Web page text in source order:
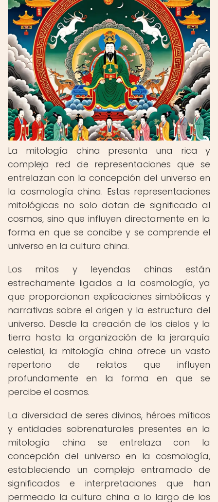
La mitología china presenta una rica y
compleja red de representaciones que se
entrelazan con la concepción del universo en
la cosmología china. Estas representaciones
mitológicas no solo dotan de significado al
cosmos, sino que influyen directamente en la
forma en que se concibe y se comprende el
universo en la cultura china.
Los mitos y leyendas chinas están
estrechamente ligados a la cosmología, ya
que proporcionan explicaciones simbólicas y
narrativas sobre el origen y la estructura del
universo. Desde la creación de los cielos y la
tierra hasta la organización de la jerarquía
celestial, la mitología china ofrece un vasto
repertorio de relatos que influyen
profundamente en la forma en que se
percibe el cosmos.
La diversidad de seres divinos, héroes míticos
y entidades sobrenaturales presentes en la
mitología china se entrelaza con la
concepción del universo en la cosmología,
estableciendo un complejo entramado de
significados e interpretaciones que han
permeado la cultura china a lo largo de los